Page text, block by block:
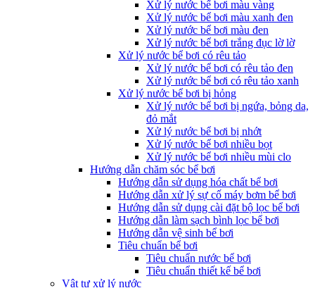
Xử lý nước bể bơi màu vàng
Xử lý nước bể bơi màu xanh đen
Xử lý nước bể bơi màu đen
Xử lý nước bể bơi trắng đục lờ lờ
Xử lý nước bể bơi có rêu tảo
Xử lý nước bể bơi có rêu tảo đen
Xử lý nước bể bơi có rêu tảo xanh
Xử lý nước bể bơi bị hỏng
Xử lý nước bể bơi bị ngứa, bỏng da,
đỏ mắt
Xử lý nước bể bơi bị nhớt
Xử lý nước bể bơi nhiều bọt
Xử lý nước bể bơi nhiều mùi clo
Hướng dẫn chăm sóc bể bơi
Hướng dẫn sử dụng hóa chất bể bơi
Hướng dẫn xử lý sự cố máy bơm bể bơi
Hướng dẫn sử dụng cài đặt bộ lọc bể bơi
Hướng dẫn làm sạch bình lọc bể bơi
Hướng dẫn vệ sinh bể bơi
Tiêu chuẩn bể bơi
Tiêu chuẩn nước bể bơi
Tiêu chuẩn thiết kế bể bơi
Vật tư xử lý nước